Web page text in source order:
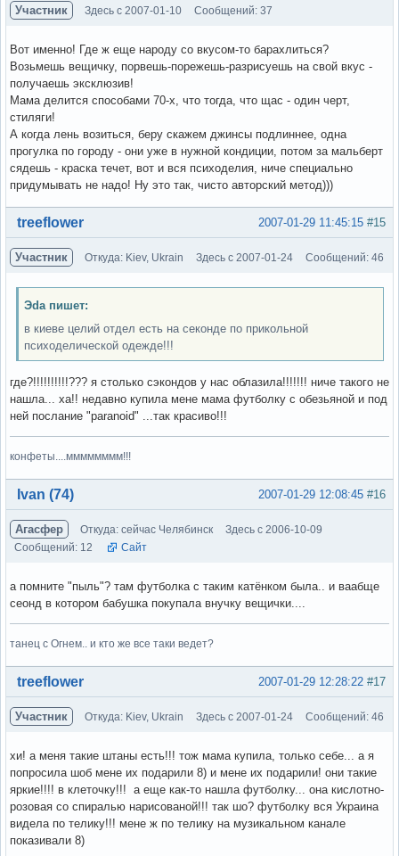
Участник Здесь с 2007-01-10 Сообщений: 37
Вот именно! Где ж еще народу со вкусом-то барахлиться?
Возьмешь вещичку, порвешь-порежешь-разрисуешь на свой вкус -
получаешь эксклюзив!
Мама делится способами 70-х, что тогда, что щас - один черт,
стиляги!
А когда лень возиться, беру скажем джинсы подлиннее, одна
прогулка по городу - они уже в нужной кондиции, потом за мальберт
сядешь - краска течет, вот и вся психоделия, ниче специально
придумывать не надо! Ну это так, чисто авторский метод)))
Вне форума #15
2007-01-29 11:45:15
treeflower
Участник Откуда: Kiev, Ukrain Здесь с 2007-01-24 Сообщений: 46
Эda пишет:
в киеве целий отдел есть на секонде по прикольной
психоделической одежде!!!
где?!!!!!!!!!!??? я столько сэкондов у нас облазила!!!!!!! ниче такого не
нашла... ха!! недавно купила мене мама футболку с обезьяной и под
ней послание "paranoid" ...так красиво!!!
конфеты....мммммммм!!!
Вне форума #16
2007-01-29 12:08:45
Ivan (74)
Агасфер Откуда: сейчас Челябинск
Здесь с 2006-10-09
Сообщений: 12
Сайт
а помните "пыль"? там футболка с таким катёнком была.. и ваабще
сеонд в котором бабушка покупала внучку вещички....
танец с Огнем.. и кто же все таки ведет?
Вне форума #17
2007-01-29 12:28:22
treeflower
Участник Откуда: Kiev, Ukrain Здесь с 2007-01-24 Сообщений: 46
хи! а меня такие штаны есть!!! тож мама купила, только себе... а я
попросила шоб мене их подарили 8) и мене их подарили! они такие
яркие!!!! в клеточку!!! а еще как-то нашла футболку... она кислотно-
розовая со спиралью нарисованой!!! так шо? футболку вся Украина
видела по телику!!! мене ж по телику на музикальном канале
показивали 8)